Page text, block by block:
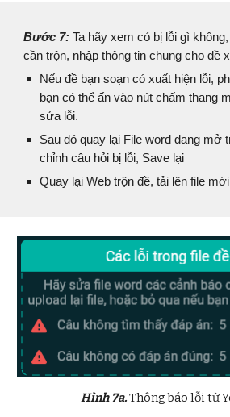
Bước 7: Ta hãy xem có bị lỗi gì
cần trộn, nhập thông tin chung cho đề
Nếu đề bạn soạn có xuất hiện lỗi,
bạn có thể ấn vào nút chấm thang
sửa lỗi.
Sau đó quay lại File word đang mở
chỉnh câu hỏi bị lỗi, Save lại
Quay lại Web trộn đề, tải lên file
Hình7a.Thông báo lỗi từ